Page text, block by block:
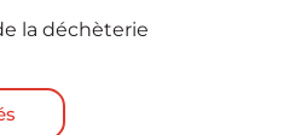
la déchèterie